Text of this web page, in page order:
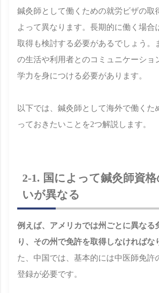
鍼灸師として働くための就労ビザの取
よって異なります。長期的に働く場合
取得も検討する必要があるでしょう。
の生活や利用者とのコミュニケーショ
学力を身につける必要があります。
以下では、鍼灸師として海外で働くた
っておきたいことを2つ解説します。
2-1. 国によって鍼灸師資
いが異なる
例えば、アメリカでは州ごとに異なる
り、その州で免許を取得しなければな
た、中国では、基本的には中医師免許
登録が必要です。